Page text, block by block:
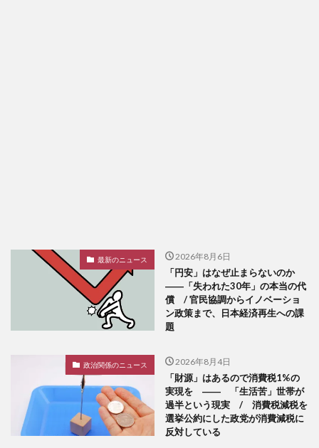
最新のニュース 2026年8月6日
「円安」はなぜ止まらないのか
――「失われた30年」の本当の代
償 / 官民協調からイノベーショ
ン政策まで、日本経済再生への課
題
政治関係のニュース 2026年8月4日
「財源」はあるので消費税1%の
実現を ―― 「生活苦」世帯が
過半という現実 / 消費税減税を
選挙公約にした政党が消費減税に
反対している